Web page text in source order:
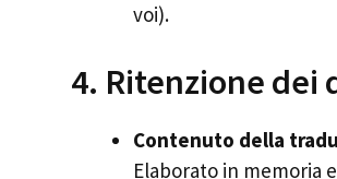
voi).
4. Ritenzione dei
Contenuto della
Elaborato in memoria